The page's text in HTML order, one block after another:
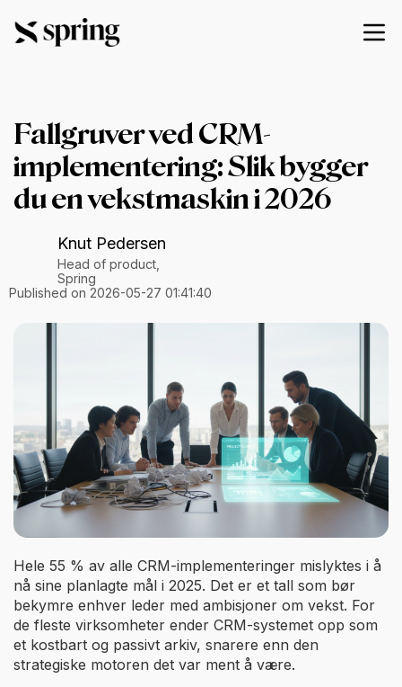
Fallgruver ved CRM-
implementering: Slik bygger
du en vekstmaskin i 2026
Knut Pedersen
Head of product,
Spring
Published on 2026-05-27 01:41:40
Hele 55 % av alle CRM-implementeringer mislyktes i å
nå sine planlagte mål i 2025. Det er et tall som bør
bekymre enhver leder med ambisjoner om vekst. For
de fleste virksomheter ender CRM-systemet opp som
et kostbart og passivt arkiv, snarere enn den
strategiske motoren det var ment å være.